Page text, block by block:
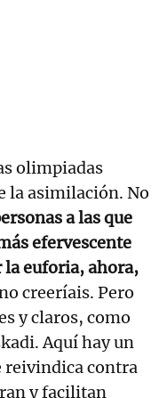
olimpiadas
la asimilación. No
a las que
efervescente
la euforia, ahora,
creeríais. Pero
y claros, como
Aquí hay un
reivindica contra
y facilitan